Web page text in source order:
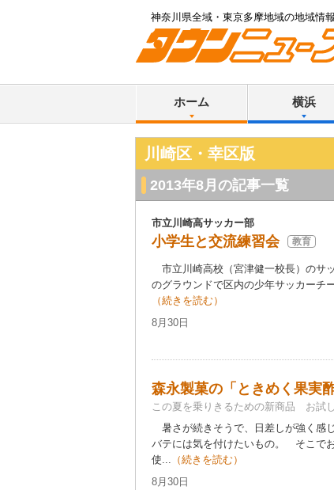
神奈川県全域・東京多摩地域の地域情
ホーム 横浜
川崎区・幸区版
2013年8月の記事一覧
市立川崎高サッカー部
小学生と交流練習会 教育
市立川崎高校（宮津健一校長）のサ
のグラウンドで区内の少年サッカーチ
（続きを読む）
8月30日
森永製菓の「ときめく果実
この夏を乗りきるための新商品 お試
暑さが続きそうで、日差しが強く感
バテには気を付けたいもの。 そこで
使... （続きを読む）
8月30日